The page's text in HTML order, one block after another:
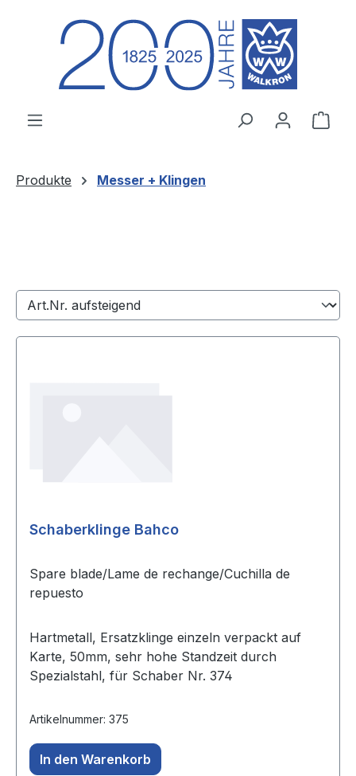
Zum Hauptinhalt springen
Produkte Messer + Klingen
Schaberklinge Bahco
Spare blade/Lame de rechange/Cuchilla de
repuesto
Hartmetall, Ersatzklinge einzeln verpackt auf
Karte, 50mm, sehr hohe Standzeit durch
Spezialstahl, für Schaber Nr. 374
Artikelnummer: 375
In den Warenkorb